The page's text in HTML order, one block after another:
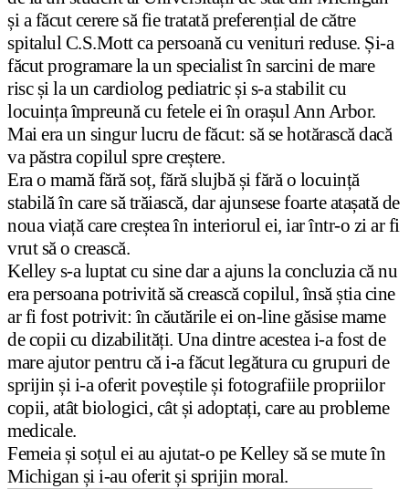
și a făcut cerere să fie tratată preferențial de către
spitalul C.S.Mott ca persoană cu venituri reduse. Și-a
făcut programare la un specialist în sarcini de mare
risc și la un cardiolog pediatric și s-a stabilit cu
locuința împreună cu fetele ei în orașul Ann Arbor.
Mai era un singur lucru de făcut: să se hotărască dacă
va păstra copilul spre creștere.
Era o mamă fără soț, fără slujbă și fără o locuință
stabilă în care să trăiască, dar ajunsese foarte atașată de
noua viață care creștea în interiorul ei, iar într-o zi ar fi
vrut să o crească.
Kelley s-a luptat cu sine dar a ajuns la concluzia că nu
era persoana potrivită să crească copilul, însă știa cine
ar fi fost potrivit: în căutările ei on-line găsise mame
de copii cu dizabilități. Una dintre acestea i-a fost de
mare ajutor pentru că i-a făcut legătura cu grupuri de
sprijin și i-a oferit poveștile și fotografiile propriilor
copii, atât biologici, cât și adoptați, care au probleme
medicale.
Femeia și soțul ei au ajutat-o pe Kelley să se mute în
Michigan și i-au oferit și sprijin moral.